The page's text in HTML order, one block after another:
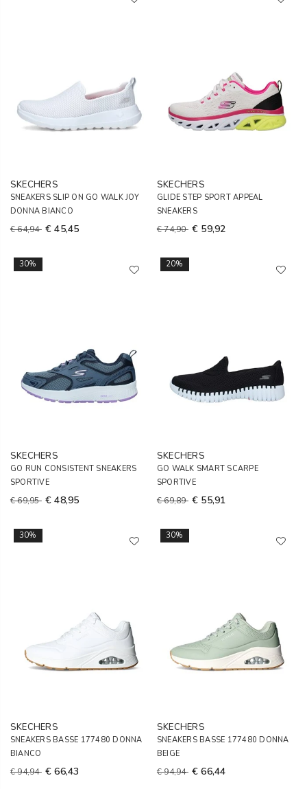
SKECHERS
SNEAKERS SLIP ON GO WALK JOY
DONNA BIANCO
€ 64,94 € 45,45
SKECHERS
GLIDE STEP SPORT APPEAL
SNEAKERS
€ 74,90 € 59,92
30%
SKECHERS
GO RUN CONSISTENT SNEAKERS
SPORTIVE
€ 69,95 € 48,95
20%
SKECHERS
GO WALK SMART SCARPE
SPORTIVE
€ 69,89 € 55,91
30%
SKECHERS
SNEAKERS BASSE 177480 DONNA
BIANCO
€ 94,94 € 66,43
30%
SKECHERS
SNEAKERS BASSE 177480 DONNA
BEIGE
€ 94,94 € 66,44